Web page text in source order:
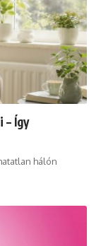
– Így
hálón